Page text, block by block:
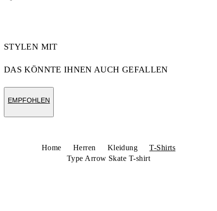
STYLEN MIT
DAS KÖNNTE IHNEN AUCH GEFALLEN
EMPFOHLEN
Home Herren Kleidung
T-Shirts
Type Arrow Skate T-shirt